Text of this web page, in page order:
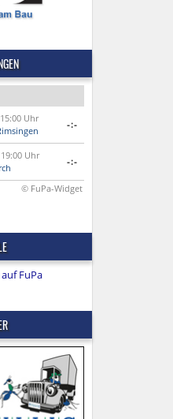
Uhr
-:-
Uhr
-:-
© FuPa-Widget
FuPa